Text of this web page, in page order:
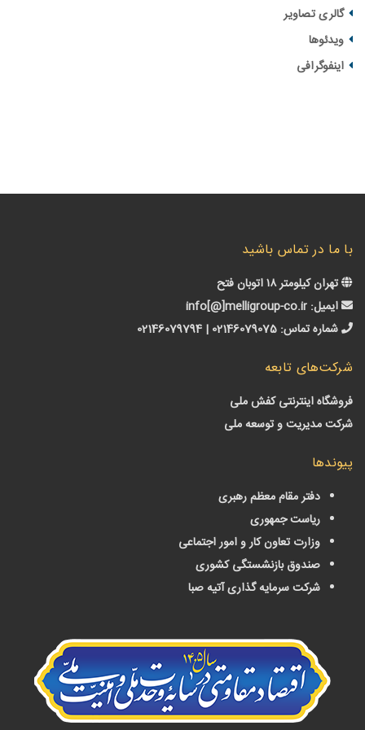
تصاویر
در تماس باشید
کیلومتر ۱۸ اتوبان فتح
info[@]melligroup-co.ir
تماس:02146079075 | 02146079794
تابعه
اینترنتی کفش ملی
مدیریت و توسعه ملی
دفتر مقام معظم رهبری
ریاست جمهوری
وزارت تعاون کار و امور اجتماعی
صندوق بازنشستگی کشوری
شرکت سرمایه گذاری آتیه صبا